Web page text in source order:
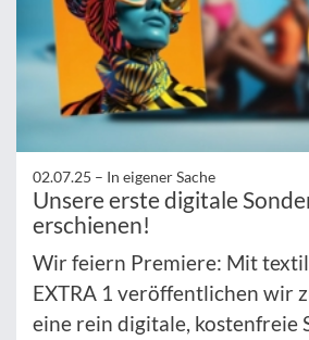
02.07.25 – In eigener Sache
Unsere erste digitale
erschienen!
Wir feiern Premiere: Mit
EXTRA 1 veröffentlichen wir
eine rein digitale, kostenfreie